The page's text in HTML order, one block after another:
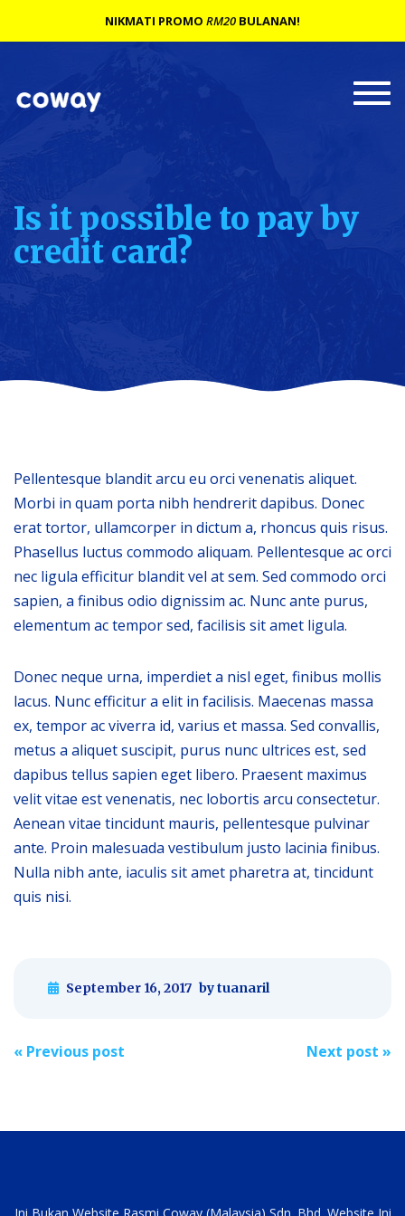
Is it possible to pay by
credit card?
Pellentesque blandit arcu eu orci venenatis aliquet.
Morbi in quam porta nibh hendrerit dapibus. Donec
erat tortor, ullamcorper in dictum a, rhoncus quis risus.
Phasellus luctus commodo aliquam. Pellentesque ac orci
nec ligula efficitur blandit vel at sem. Sed commodo orci
sapien, a finibus odio dignissim ac. Nunc ante purus,
elementum ac tempor sed, facilisis sit amet ligula.
Donec neque urna, imperdiet a nisl eget, finibus mollis
lacus. Nunc efficitur a elit in facilisis. Maecenas massa
ex, tempor ac viverra id, varius et massa. Sed convallis,
metus a aliquet suscipit, purus nunc ultrices est, sed
dapibus tellus sapien eget libero. Praesent maximus
velit vitae est venenatis, nec lobortis arcu consectetur.
Aenean vitae tincidunt mauris, pellentesque pulvinar
ante. Proin malesuada vestibulum justo lacinia finibus.
Nulla nibh ante, iaculis sit amet pharetra at, tincidunt
quis nisi.
September 16, 2017 by tuanaril
Post
« Previous post Next post »
NIKMATI PROMO RM20 BULANAN!